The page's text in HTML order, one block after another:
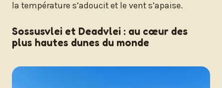
la température s’adoucit et le vent s’apaise.
Sossusvlei et Deadvlei : au cœur des
plus hautes dunes du monde